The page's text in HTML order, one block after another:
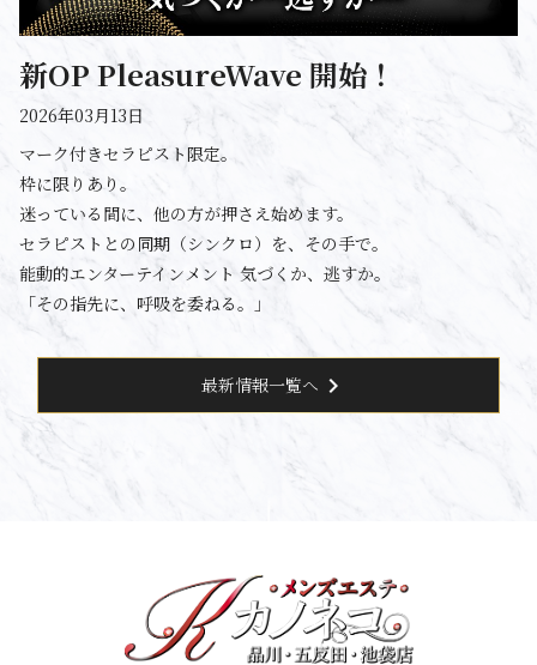
新OP PleasureWave 開始！
2026年03月13日
マーク付きセラピスト限定。
枠に限りあり。
迷っている間に、他の方が押さえ始めます。
セラピストとの同期（シンクロ）を、その手で。
能動的エンターテインメント 気づくか、逃すか。
「その指先に、呼吸を委ねる。」
最新情報一覧へ chevron_right